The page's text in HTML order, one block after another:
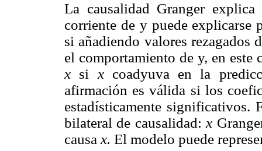
La causalidad Granger
corriente de y puede explicarse
si añadiendo valores rezagados
el comportamiento de y, en este
x si xcoadyuva en la
afirmación es válida si los
estadísticamente significativos.
bilateral de causalidad:x
causa x. El modelo puede